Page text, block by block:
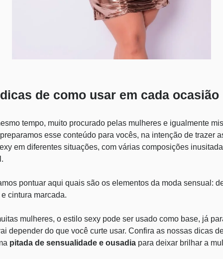
de como usar em cada ocasião
tempo, muito procurado pelas mulheres e igualmente
esse conteúdo para vocês, na intenção de trazer
em diferentes situações, com várias composições
pontuar aqui quais são os elementos da moda sensual:
cintura marcada.
mulheres, o estilo sexy pode ser usado como base, já
depender do que você curte usar. Confira as nossas dicas
pitada de sensualidade e ousadia para deixar brilhar a